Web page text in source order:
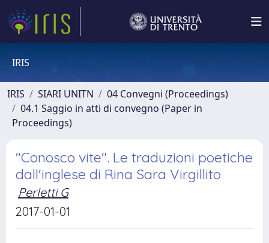
IRIS
IRIS SIARI UNITN
04 Convegni (Proceedings)
04.1 Saggio in atti di convegno (Paper in
Proceedings)
"Conosco vite". Le traduzioni poetiche
dall'inglese di Rina Sara Virgillito
Perletti G
2017-01-01